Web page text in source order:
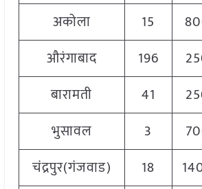
अकोला
15
औरंगाबाद
196
बारामती
41
भुसावल
3
चंद्रपुर(गंजवाड)
18